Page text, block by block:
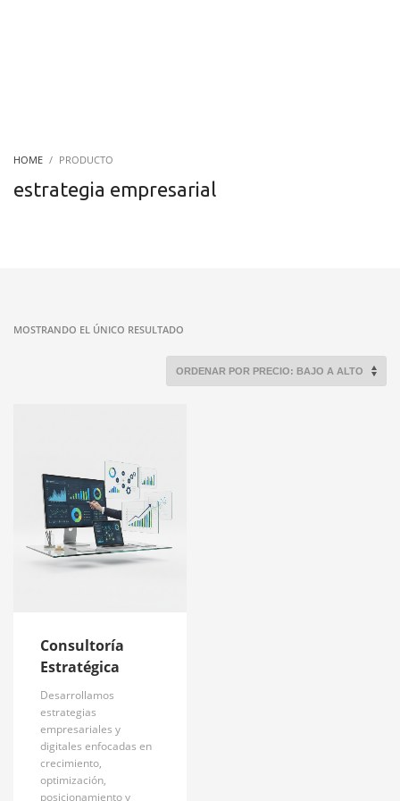
HOME PRODUCTO
estrategia empresarial
MOSTRANDO EL ÚNICO RESULTADO
Consultoría
Estratégica
Desarrollamos
estrategias
empresariales y
digitales enfocadas en
crecimiento,
optimización,
posicionamiento y